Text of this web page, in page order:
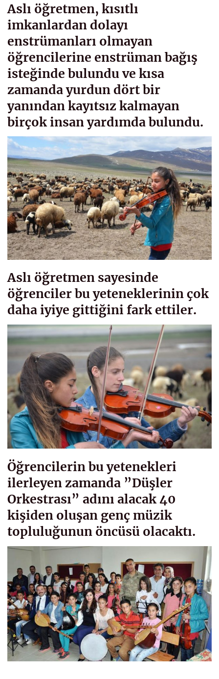
Aslı öğretmen, kısıtlı
imkanlardan dolayı
enstrümanları olmayan
öğrencilerine enstrüman bağış
isteğinde bulundu ve kısa
zamanda yurdun dört bir
yanından kayıtsız kalmayan
birçok insan yardımda bulundu.
Aslı öğretmen sayesinde
öğrenciler bu yeteneklerinin çok
daha iyiye gittiğini fark ettiler.
Öğrencilerin bu yetenekleri
ilerleyen zamanda ”Düşler
Orkestrası” adını alacak 40
kişiden oluşan genç müzik
topluluğunun öncüsü olacaktı.